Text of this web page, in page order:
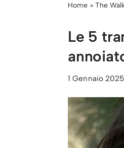
Home » The
Le 5
1 Gennaio 2025